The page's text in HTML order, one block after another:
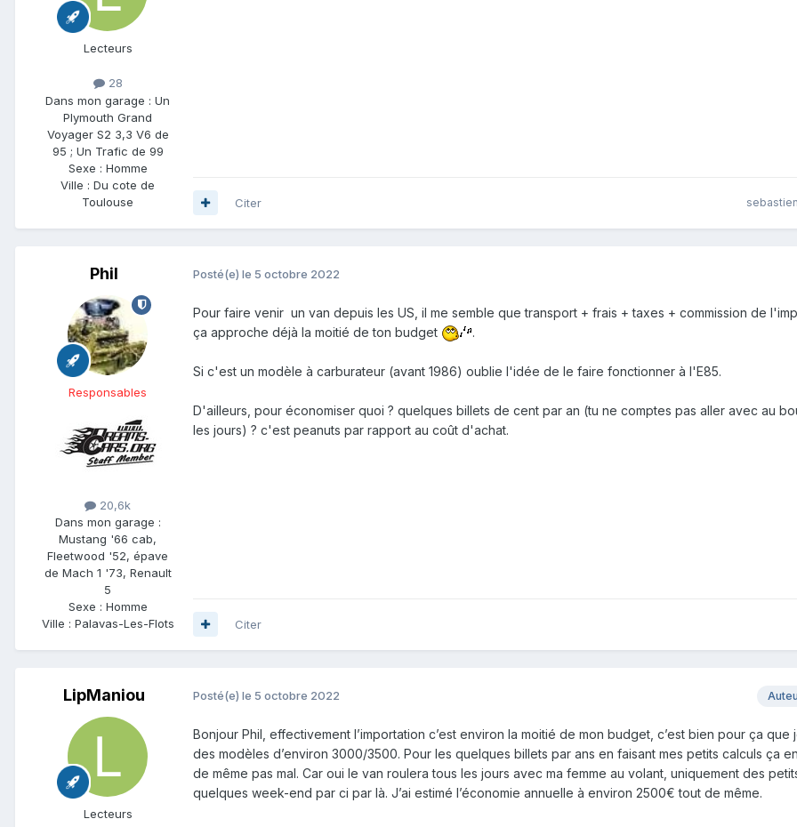
Lecteurs
28
Dans mon garage : Un
Plymouth Grand
Voyager S2 3,3 V6 de
95 ; Un Trafic de 99
Sexe : Homme
Ville : Du cote de
Toulouse
Citer
Phil
Responsables
20,6k
Dans mon garage :
Mustang '66 cab,
Fleetwood '52, épave
de Mach 1 '73, Renault
5
Sexe : Homme
Ville : Palavas-Les-Flots
Posté(e) le 5 octobre 2022
Pour faire venir un van depuis les US, il me semble que transport + frais + taxes + commission de
ça approche déjà la moitié de ton budget
.
Si c'est un modèle à carburateur (avant 1986) oublie l'idée de le faire fonctionner à l'E85.
D'ailleurs, pour économiser quoi ? quelques billets de cent par an (tu ne comptes pas aller avec au
les jours) ? c'est peanuts par rapport au coût d'achat.
Citer
LipManiou
Lecteurs
Posté(e) le 5 octobre 2022
Bonjour Phil, effectivement l’importation c’est environ la moitié de mon budget, c’est bien pour ça que
des modèles d’environ 3000/3500. Pour les quelques billets par ans en faisant mes petits calculs ça
de même pas mal. Car oui le van roulera tous les jours avec ma femme au volant, uniquement des
quelques week-end par ci par là. J’ai estimé l’économie annuelle à environ 2500€ tout de même.